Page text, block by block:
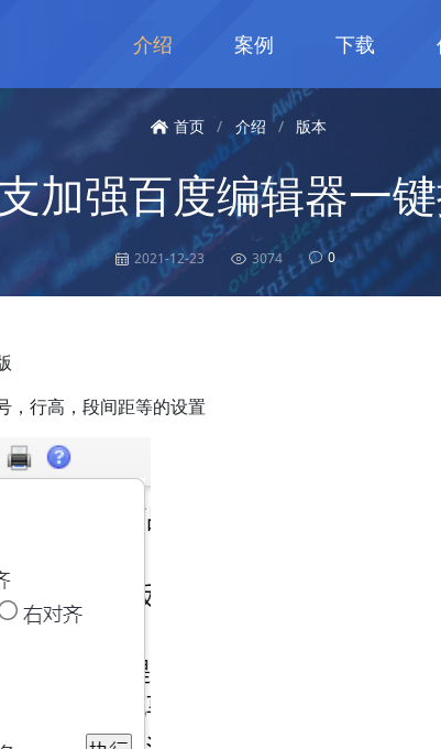
介绍 案例 下载
首页 / 介绍 / 版本
加强百度编辑器一
2021-12-23 3074 0
，行高，段间距等的设置